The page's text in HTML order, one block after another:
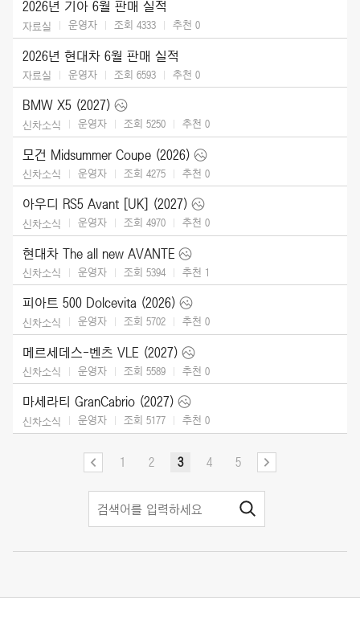
2026년 기아 6월 판매 실적
자료실 운영자 조회 4333 추천 0
2026년 현대차 6월 판매 실적
자료실 운영자 조회 6593 추천 0
BMW X5 (2027)
신차소식 운영자 조회 5250 추천 0
모건 Midsummer Coupe (2026)
신차소식 운영자 조회 4275 추천 0
아우디 RS5 Avant [UK] (2027)
신차소식 운영자 조회 4970 추천 0
현대차 The all new AVANTE
신차소식 운영자 조회 5394 추천 1
피아트 500 Dolcevita (2026)
신차소식 운영자 조회 5702 추천 0
메르세데스-벤츠 VLE (2027)
신차소식 운영자 조회 5589 추천 0
마세라티 GranCabrio (2027)
신차소식 운영자 조회 5177 추천 0
1 2 3 4 5